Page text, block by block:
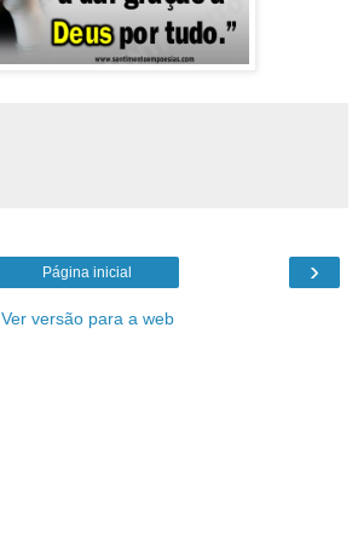
›
Página inicial
Ver versão para a web